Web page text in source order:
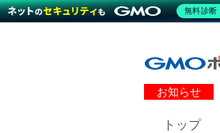
お知らせ
トップ
無料診断